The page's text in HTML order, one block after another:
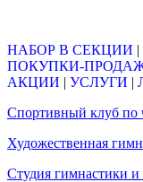
НАБОР В СЕКЦИИ |
ПОКУПКИ-
АКЦИИ | УСЛУГИ |
Спортивный клуб по
Художественная
Студия гимнастики